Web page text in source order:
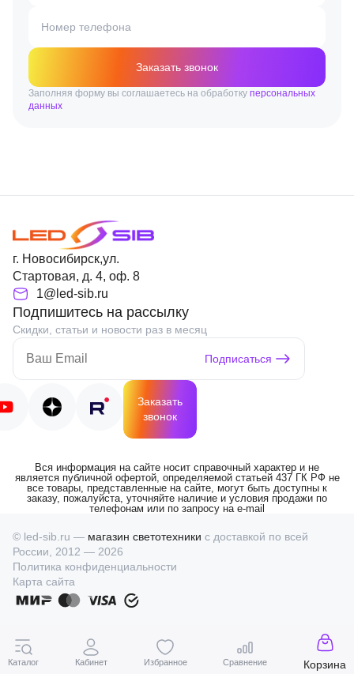
Номер телефона
Заказать звонок
Заполняя форму вы соглашаетесь на обработку персональных
данных
г. Новосибирск,ул.
Стартовая, д. 4, оф. 8
1@led-sib.ru
Подпишитесь на рассылку
Скидки, статьи и новости раз в месяц
Подписаться
Заказать
звонок
Вся информация на сайте носит справочный характер и не
является публичной офертой, определяемой статьей 437 ГК РФ не
все товары, представленные на сайте, могут быть доступны к
заказу, пожалуйста, уточняйте наличие и условия продажи по
телефонам или по запросу на e-mail
© led-sib.ru — магазин светотехники с доставкой по всей
России, 2012 — 2026
Политика конфиденциальности
Карта сайта
Каталог Кабинет Избранное Сравнение Корзина